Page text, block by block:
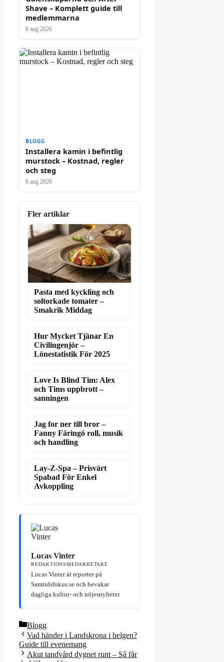
Shave – Komplett guide till
medlemmarna
8 aug 2026
BLOGG
Installera kamin i befintlig
murstock – Kostnad, regler
och steg
8 aug 2026
Fler artiklar
Pasta med kyckling och
soltorkade tomater –
Smakrik Middag
Hur Mycket Tjänar En
Civilingenjör –
Lönestatistik För 2025
Love Is Blind Tim: Alex
och Tims uppbrott –
sanningen
Jag for ner till bror –
Fanny Färingö roll, musik
och handling
Lay-Z-Spa – Prisvärt
Spabad För Enkel
Avkoppling
Lucas Vinter
REDAKTIONSMEDARBETARE
Lucas Vinter är reporter på
Samtidsfokus.se och bevakar
dagliga kultur- och nöjesnyheter.
Kategorier
Blogg
Vad händer i Landskrona i helgen?
Guide till evenemang
Akut tandvård dygnet runt – Så får